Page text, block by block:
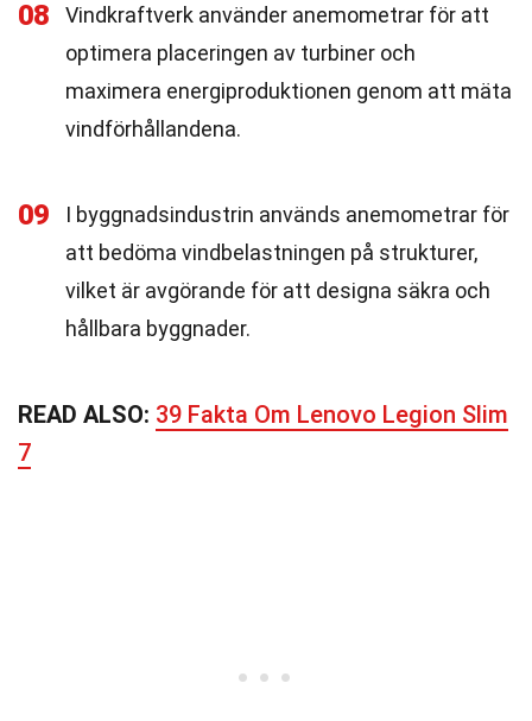
08
Vindkraftverk använder anemometrar för att
optimera placeringen av turbiner och
maximera energiproduktionen genom att mäta
vindförhållandena.
09
I byggnadsindustrin används anemometrar för
att bedöma vindbelastningen på strukturer,
vilket är avgörande för att designa säkra och
hållbara byggnader.
READ ALSO: 39 Fakta Om Lenovo Legion Slim
7